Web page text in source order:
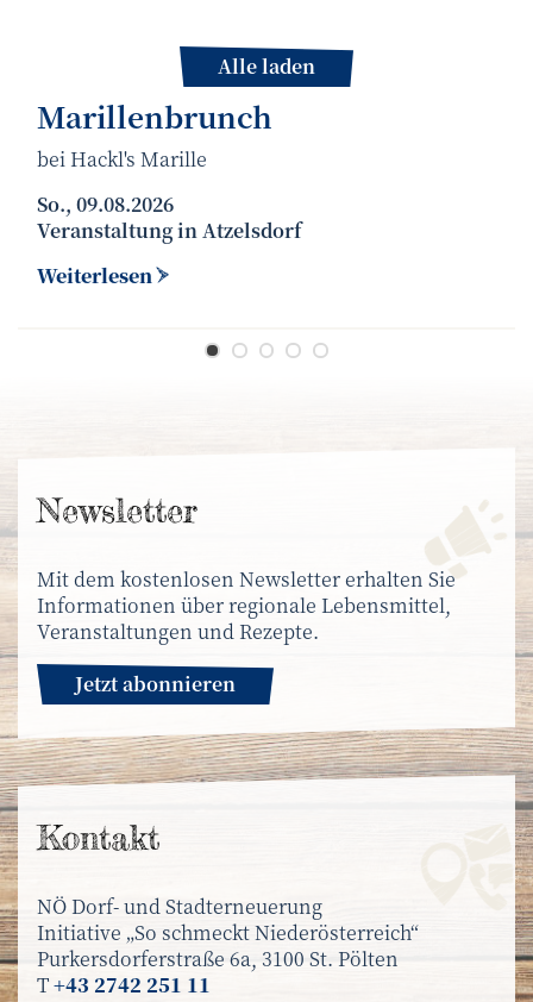
Alle laden
Marillenbrunch
bei Hackl's Marille
So., 09.08.2026
VeranstaltunginAtzelsdorf
Weiterlesen
News­letter
Mit dem kostenlosen Newsletter erhalten Sie
Informationen über regionale Lebensmittel,
Veranstaltungen und Rezepte.
Jetzt abonnieren
Kontakt
NÖ Dorf- und Stadterneuerung
Initiative „So schmeckt Niederösterreich“
Purkersdorferstraße 6a, 3100 St. Pölten
T+43 2742 251 11